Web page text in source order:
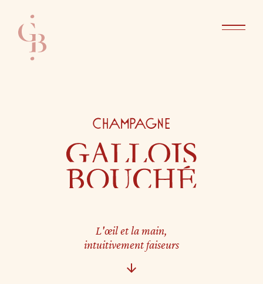
L'œil et la main,
intuitivement faiseurs